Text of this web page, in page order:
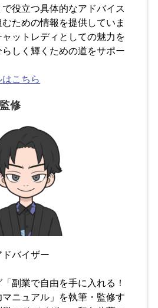
役立つ具体的なアドバイス
ための情報を提供していま
ットレディとしての魅力を
しく輝くための道をサポー
こちら
修
バイザー
副業で自由を手に入れる！
ニュアル」を執筆・監修す